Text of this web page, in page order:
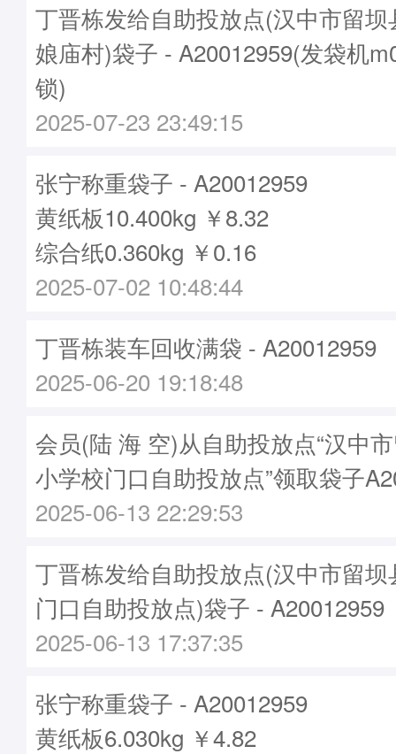
丁晋栋发给自助投放点(汉中市留
娘庙村)袋子 - A20012959(发袋机
锁)
2025-07-23 23:49:15
张宁称重袋子 - A20012959
黄纸板10.400kg ￥8.32
综合纸0.360kg ￥0.16
2025-07-02 10:48:44
丁晋栋装车回收满袋 - A20012959
2025-06-20 19:18:48
会员(陆 海 空)从自助投放点“汉中
小学校门口自助投放点”领取袋子
2025-06-13 22:29:53
丁晋栋发给自助投放点(汉中市留
门口自助投放点)袋子 - A20012959
2025-06-13 17:37:35
张宁称重袋子 - A20012959
黄纸板6.030kg ￥4.82